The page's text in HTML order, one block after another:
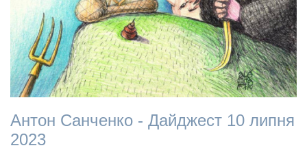
Антон Санченко - Дайджест 10 липня
2023